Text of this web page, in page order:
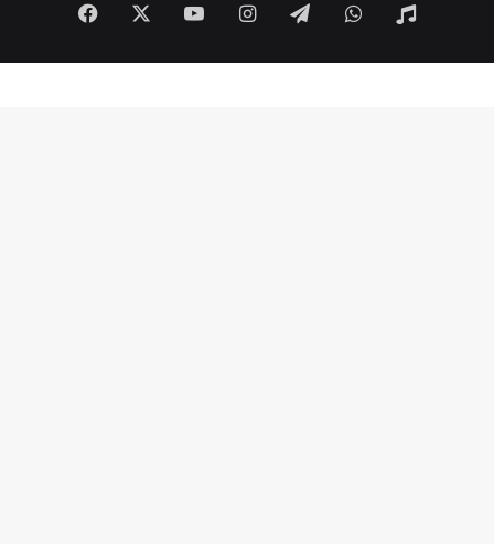
Facebook YouTubeInstagramTelegramWhatsApp
Rádio